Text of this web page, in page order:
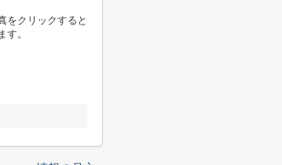
をクリックすると
す。